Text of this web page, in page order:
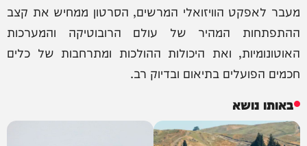
מעבר לאפקט הוויזואלי המרשים, הסרטון ממחיש את קצב
ההתפתחות המהיר של עולם הרובוטיקה והמערכות
האוטונומיות, ואת היכולות ההולכות ומתרחבות של כלים
חכמים הפועלים בתיאום ובדיוק רב.
באותו נושא